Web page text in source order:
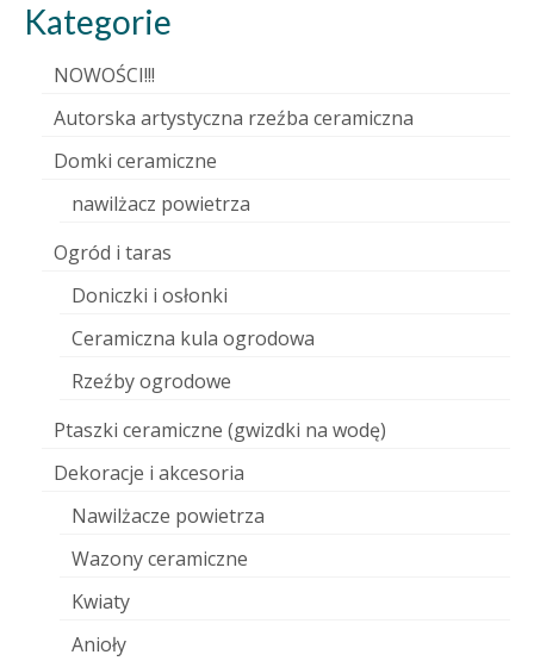
Kategorie
NOWOŚCI!!!
Autorska artystyczna rzeźba ceramiczna
Domki ceramiczne
nawilżacz powietrza
Ogród i taras
Doniczki i osłonki
Ceramiczna kula ogrodowa
Rzeźby ogrodowe
Ptaszki ceramiczne (gwizdki na wodę)
Dekoracje i akcesoria
Nawilżacze powietrza
Wazony ceramiczne
Kwiaty
Anioły